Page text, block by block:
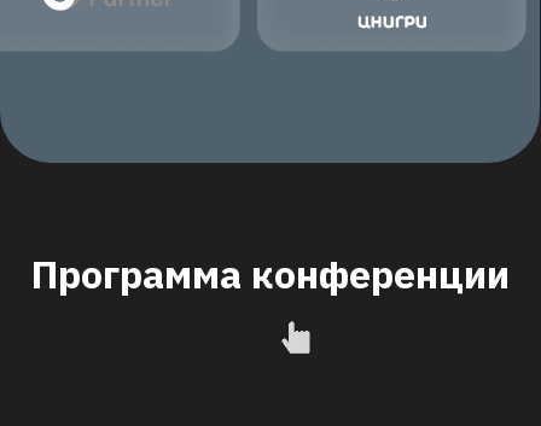
Время узнать
об актуальных трендах
и практиках Индустрии